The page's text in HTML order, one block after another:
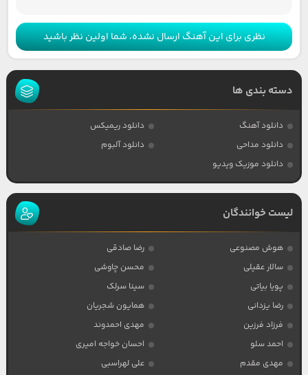
نظری برای این آهنگ ارسال نشده، شما اولین نظر باشید
دسته بندی ها
دانلود آهنگ
دانلود ریمیکس
دانلود مداحی
دانلود آلبوم
دانلود موزیک ویدیو
لیست خوانندگان
هوش مصنوعی
رضا صادقی
سالار عقیلی
محسن چاوشی
پویا بیاتی
سینا سرلک
رضا یزدانی
همایون شجریان
فرزاد فرزین
مهدی احمدوند
احمد سلو
احسان خواجه امیری
مهدی مقدم
علی لهراسبی